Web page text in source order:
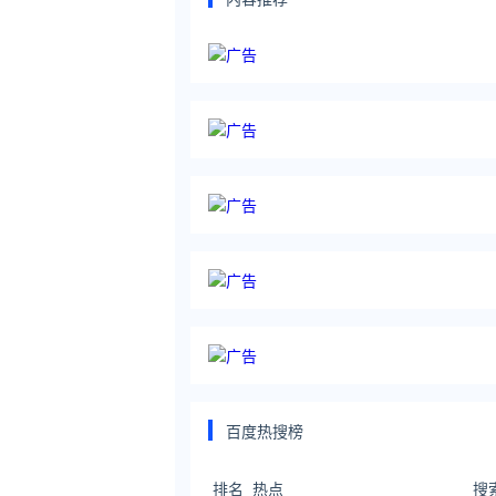
百度热搜榜
排名 热点 搜